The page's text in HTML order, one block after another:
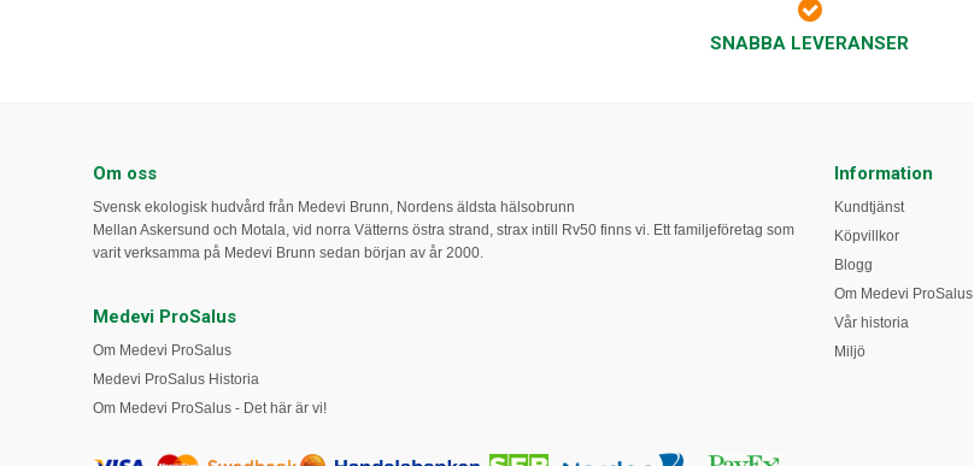
SNABBA LEVERANSER
Om oss
Svensk ekologisk hudvård från Medevi Brunn, Nordens äldsta hälsobrunn
Mellan Askersund och Motala, vid norra Vätterns östra strand, strax intill Rv50 finns vi. Ett familjeföretag som
varit verksamma på Medevi Brunn sedan början av år 2000.
Medevi ProSalus
Om Medevi ProSalus
Medevi ProSalus Historia
Om Medevi ProSalus - Det här är vi!
Information
Kundtjänst
Köpvillkor
Blogg
Om Medevi ProSalus
Vår historia
Miljö